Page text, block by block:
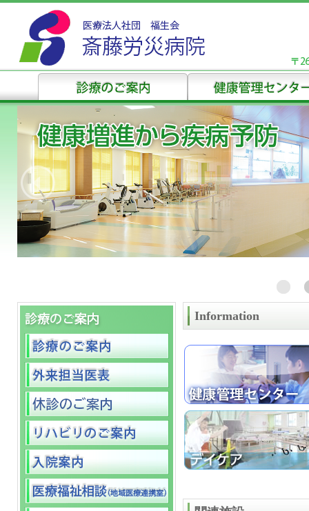
Information